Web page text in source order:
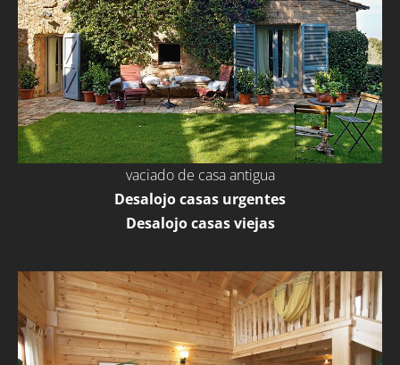
vaciado de casa antigua
Desalojo casas urgentes
Desalojo casas viejas